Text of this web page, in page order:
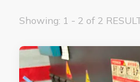
Showing: 1 - 2 of 2